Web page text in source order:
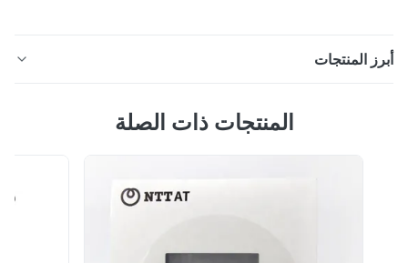
المنتجات
مم وصف منتج موصل الألياف البصرية SC: مواد صديقة للبيئة:المنتجات ذات الصلة